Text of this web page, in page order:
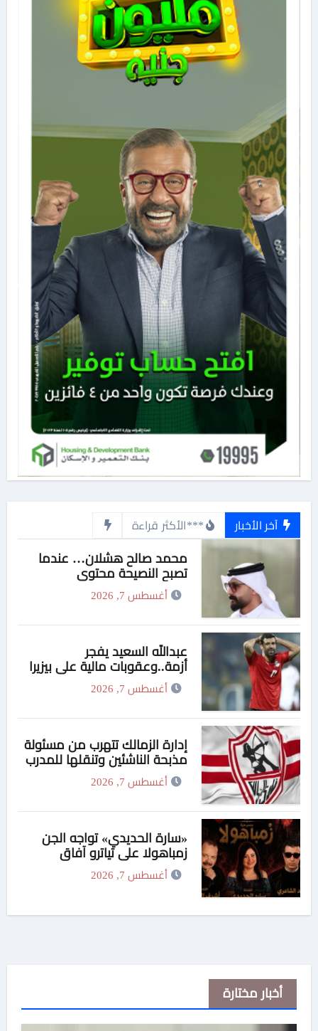
آخر الأخبار ***الأكثر قراءة
محمد صالح هشلان… عندما
تصبح النصيحة محتوى
أغسطس 7, 2026
عبدالله السعيد يفجر
أزمة..وعقوبات مالية علي بيزيرا
وبانزا
أغسطس 7, 2026
إدارة الزمالك تتهرب من مسئولة
مذبحة الناشئين وتنقلها للمدرب
!!
أغسطس 7, 2026
«سارة الحديدي» تواجه الجن
زمباهولا على تياترو آفاق
أغسطس 7, 2026
أخبار مختارة